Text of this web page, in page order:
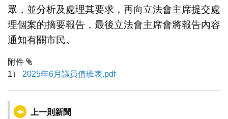
眾，並分析及處理其要求，再向立法會主席提交處
理個案的摘要報告，最後立法會主席會將報告內容
通知有關市民。
附件
1）
2025年6月議員值班表.pdf
上一則新聞